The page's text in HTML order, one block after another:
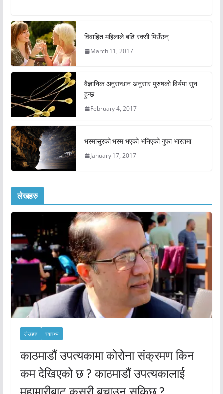
विवाहित महिलाले बढि रक्सी पिउँछन्
March 11, 2017
वैज्ञानिक अनुसन्धान अनुसार पुरुषको विर्यमा सुन
हुन्छ
February 4, 2017
भस्मासुरको भस्म भएको भनिएको गुफा भारतमा
January 17, 2017
लेखहरु
लेखहरु स्वास्थ्य
काठमाडौं उपत्यकामा कोरोना संक्रमण किन
कम देखिएको छ ? काठमाडौं उपत्यकालाई
महामारीबाट कसरी बचाउन सकिछ ?